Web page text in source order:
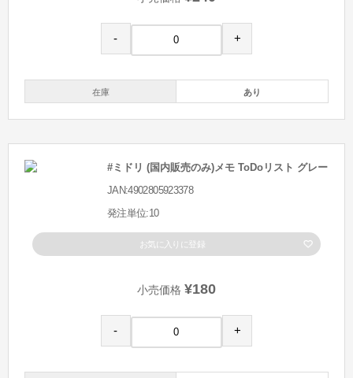
- +
在庫 あり
#ミドリ (国内販売のみ)メモ ToDoリスト グレー
JAN:4902805923378
発注単位:10
お気に入りに登録
小売価格 ¥180
- +